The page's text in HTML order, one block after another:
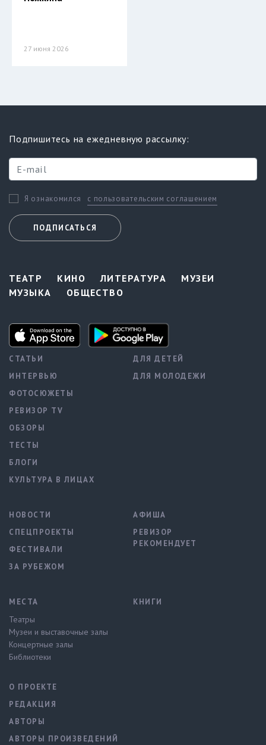
27 июня 2026
Подпишитесь на ежедневную рассылку:
Я ознакомился с пользовательским соглашением
ПОДПИСАТЬСЯ
ТЕАТР КИНО ЛИТЕРАТУРА
МУЗЕИ
МУЗЫКА
ОБЩЕСТВО
СТАТЬИ
ИНТЕРВЬЮ
ФОТОСЮЖЕТЫ
РЕВИЗОР TV
ОБЗОРЫ
ТЕСТЫ
БЛОГИ
КУЛЬТУРА В ЛИЦАХ
ДЛЯ ДЕТЕЙ
ДЛЯ МОЛОДЕЖИ
НОВОСТИ
СПЕЦПРОЕКТЫ
ФЕСТИВАЛИ
ЗА РУБЕЖОМ
АФИША
РЕВИЗОР
РЕКОМЕНДУЕТ
МЕСТА
Театры
Музеи и выставочные залы
Концертные залы
Библиотеки
КНИГИ
О ПРОЕКТЕ
РЕДАКЦИЯ
АВТОРЫ
АВТОРЫ ПРОИЗВЕДЕНИЙ